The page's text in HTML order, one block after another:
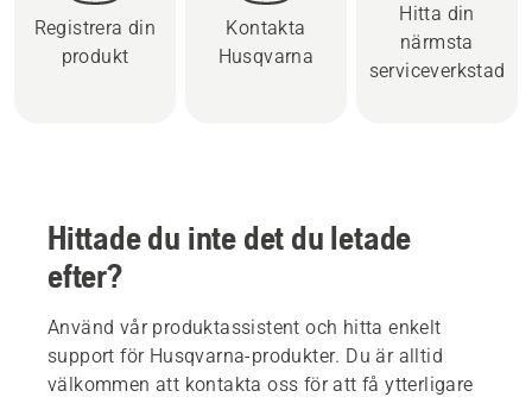
Registrera din
produkt
Kontakta
Husqvarna
Hitta din
närmsta
serviceverkstad
Hittade du inte det du letade
efter?
Använd vår produktassistent och hitta enkelt
support för Husqvarna-produkter. Du är alltid
välkommen att kontakta oss för att få ytterligare